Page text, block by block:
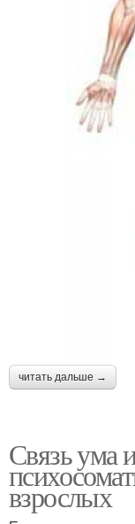
читать дальше →
Связь ума
взрослых